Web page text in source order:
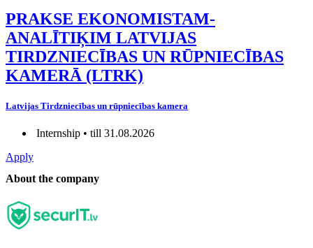
PRAKSE EKONOMISTAM-
ANALĪTIĶIM LATVIJAS
TIRDZNIECĪBAS UN RŪPNIECĪBAS
KAMERĀ (LTRK)
Latvijas Tirdzniecības un rūpniecības kamera
Internship • till 31.08.2026
Apply
About the company